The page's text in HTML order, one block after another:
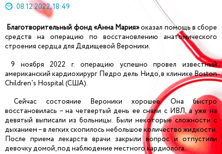
08.12.2022, 18:49
Благотворительный фонд «Анна Мария»оказал помощь в сборе
средств на операцию по восстановлению анатомического
строения сердца для Дядищевой Вероники.
9 ноября 2022 г. операцию успешно провел известный
американский кардиохирург Педро дель Нидо, в клинике Boston
Children’s Hospital (США).
Сейчас состояние Вероники хорошее. Она быстро
восстановилась – на четвертый день ее сняли с ИВЛ, а уже на
девятый выписали из больницы. Были некоторые сложности с
дыханием – в легких скопилось небольшое количество жидкости.
После приема лекарств врачи закрыли вопрос и отпустили
девочку домой, под наблюдение местного кардиолога.